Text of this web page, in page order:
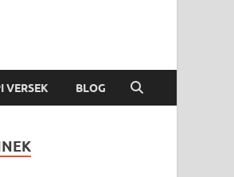
VERSEK BLOG